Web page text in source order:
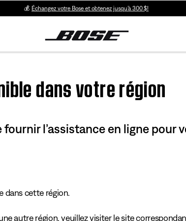
💰 Échangez votre Bose et obtenez jusqu’à 300 $!
dans votre région
l’assistance en ligne
dans cette région.
autre région, veuillez visiter le site